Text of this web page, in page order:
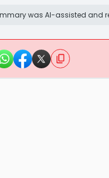
was AI-assisted and